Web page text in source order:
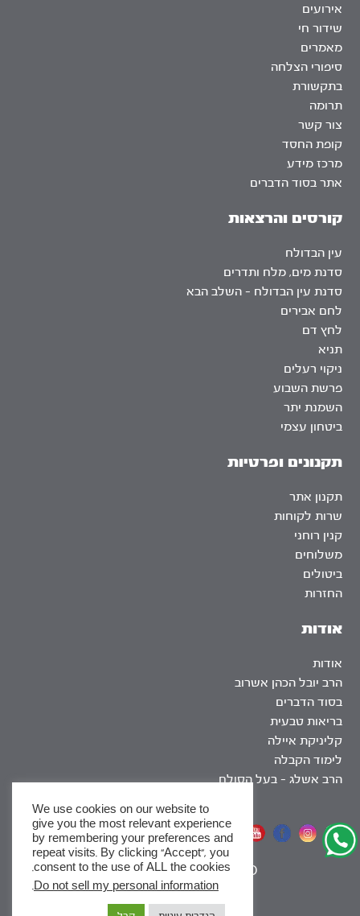
אודות
אודות
הרב יובל הכהן אשרוב
בסוד הדברים
בריאות טבעית
קליניקת איילה
לימוד הקבלה
הרב אשלג – בעל הסולם
אירועים
שידור חי
מאמרים
סיפורי הצלחה
בתקשורת
תרומה
צור קשר
קופת החסד
מרכז מידע
אתר בסוד הדברים
קורסים והרצאות
עין הבדולח
סדנת מים, מלח ותדרים
סדנת עין הבדולח – השלב הבא
לחם אבירים
לחץ דם
תניא
ניקוי רעלים
פרשת השבוע
השמנת יתר
ביטחון עצמי
תקנונים ופרטיות
תקנון אתר
שרות לקוחות
קנין רוחני
משלוחים
ביטולים
החזרות
אתר שומר שבת
SEO
|
We use cookies on our website to
give you the most relevant experience
by remembering your preferences and
repeat visits. By clicking “Accept”, you
consent to the use of ALL the cookies.
Do not sell my personal information
.
x